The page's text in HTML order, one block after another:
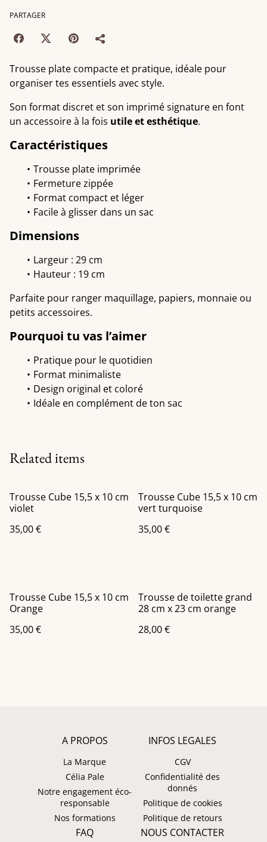
PARTAGER
Trousse plate compacte et pratique, idéale pour
organiser tes essentiels avec style.
Son format discret et son imprimé signature en font
un accessoire à la fois utile et esthétique.
Caractéristiques
Trousse plate imprimée
Fermeture zippée
Format compact et léger
Facile à glisser dans un sac
Dimensions
Largeur : 29 cm
Hauteur : 19 cm
Parfaite pour ranger maquillage, papiers, monnaie ou
petits accessoires.
Pourquoi tu vas l’aimer
Pratique pour le quotidien
Format minimaliste
Design original et coloré
Idéale en complément de ton sac
Related items
Trousse Cube 15,5 x 10 cm
violet
35,00 €
Trousse Cube 15,5 x 10 cm
vert turquoise
35,00 €
Trousse Cube 15,5 x 10 cm
Orange
35,00 €
Trousse de toilette grand
28 cm x 23 cm orange
28,00 €
A PROPOS
La Marque
Célia Pale
Notre engagement éco-
responsable
Nos formations
INFOS LEGALES
CGV
Confidentialité des
donnés
Politique de cookies
Politique de retours
FAQ NOUS CONTACTER